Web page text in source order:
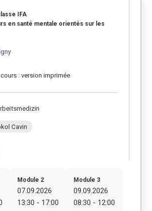
IFA
en santé mentale orientés sur les
: version imprimée
Cavin
Module 2
07.09.2026
13:30 - 17:00
Module 3
09.09.2026
08:30 - 12:00